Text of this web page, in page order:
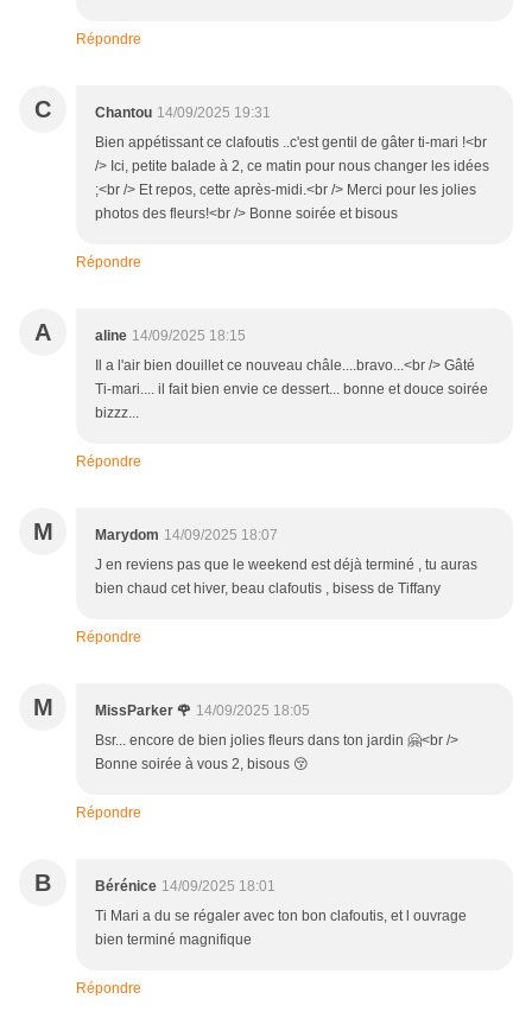
Répondre
C Chantou 14/09/2025 19:31
Bien appétissant ce clafoutis ..c'est gentil de gâter ti-mari !<br
/> Ici, petite balade à 2, ce matin pour nous changer les idées
;<br /> Et repos, cette après-midi.<br /> Merci pour les jolies
photos des fleurs!<br /> Bonne soirée et bisous
Répondre
A aline 14/09/2025 18:15
Il a l'air bien douillet ce nouveau châle....bravo...<br /> Gâté
Ti-mari.... il fait bien envie ce dessert... bonne et douce soirée
bizzz...
Répondre
M Marydom 14/09/2025 18:07
J en reviens pas que le weekend est déjà terminé , tu auras
bien chaud cet hiver, beau clafoutis , bisess de Tiffany
Répondre
M MissParker 🌹 14/09/2025 18:05
Bsr... encore de bien jolies fleurs dans ton jardin 🤗<br />
Bonne soirée à vous 2, bisous 😚
Répondre
B Bérénice 14/09/2025 18:01
Ti Mari a du se régaler avec ton bon clafoutis, et l ouvrage
bien terminé magnifique
Répondre